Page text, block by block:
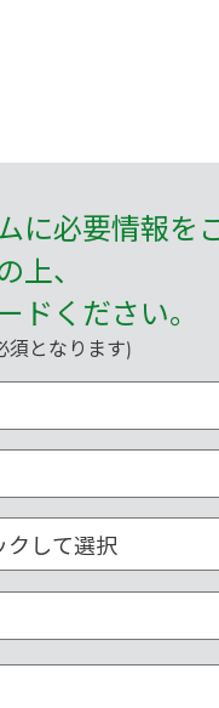
に必要情報を
上、
ドください。
須となります)